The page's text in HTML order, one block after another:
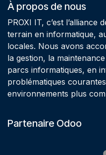
À propos de nous
PROXI IT, c’est l’alliance
terrain en informatique,
locales. Nous avons
la gestion, la
parcs informatiques, en
problématiques
environnements plus
Partenaire Odoo